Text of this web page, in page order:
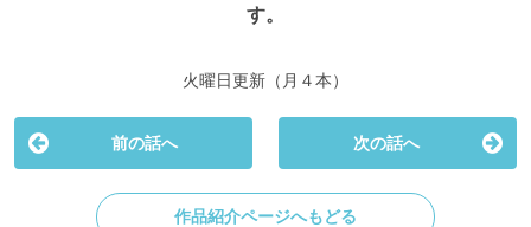
す。
火曜日更新（月４本）
前の話へ 次の話へ
作品紹介ページへもどる